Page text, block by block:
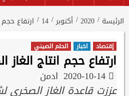
الرئيسة 2020 أكتوبر 14 ارتفاع
إقتصاد اخبار الحلم الصيني
ارتفاع حجم انتاج
ادمن
عززت قاعدة الغاز الصخري